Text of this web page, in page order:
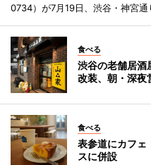
0734）が7月19日、渋谷・神宮通
食べる
渋谷の老舗居
改装、朝・深夜
食べる
表参道にカフ
スに併設